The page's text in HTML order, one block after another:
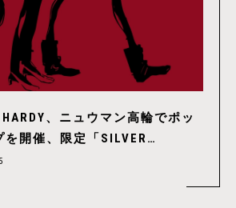
HARDY、ニュウマン高輪でポッ
を開催、限定「SILVER
」が登場